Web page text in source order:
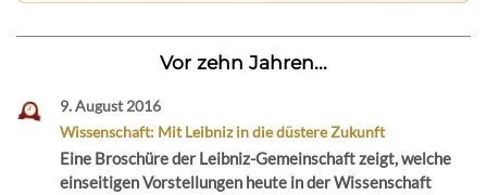
Vor zehn Jahren...
9. August 2016
Wissenschaft: Mit Leibniz in die düstere Zukunft
Eine Broschüre der Leibniz-Gemeinschaft zeigt, welche
einseitigen Vorstellungen heute in der Wissenschaft